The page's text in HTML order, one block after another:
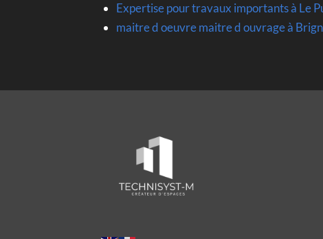
Expertise pour travaux importants à Le
maitre d oeuvre maitre d ouvrage à